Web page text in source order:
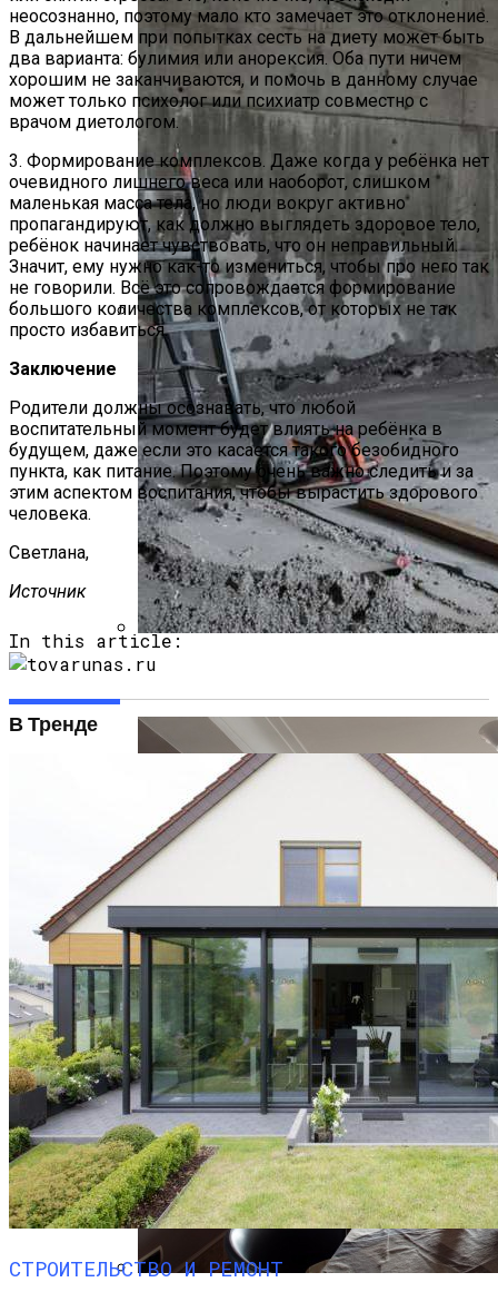
На Зубок. Главный Стоматолог РФ
Назвал Продукт, Которым Заканчивать
Ужин
Чистовая Отделка И Черновая Отделка
неосознанно, поэтому мало кто замечает это отклонение.
В дальнейшем при попытках сесть на диету может быть
два варианта: булимия или анорексия. Оба пути ничем
хорошим не заканчиваются, и помочь в данному случае
может только психолог или психиатр совместно с
врачом диетологом.
3. Формирование комплексов. Даже когда у ребёнка нет
очевидного лишнего веса или наоборот, слишком
маленькая масса тела, но люди вокруг активно
пропагандируют, как должно выглядеть здоровое тело,
ребёнок начинает чувствовать, что он неправильный.
Значит, ему нужно как-то измениться, чтобы про него так
не говорили. Всё это сопровождается формирование
большого количества комплексов, от которых не так
просто избавиться.
Заключение
Родители должны осознавать, что любой
воспитательный момент будет влиять на ребёнка в
будущем, даже если это касается такого безобидного
пункта, как питание. Поэтому очень важно следить и за
этим аспектом воспитания, чтобы вырастить здорового
человека.
Светлана,
Источник
In this article:
В Тренде
СТРОИТЕЛЬСТВО И РЕМОНТ